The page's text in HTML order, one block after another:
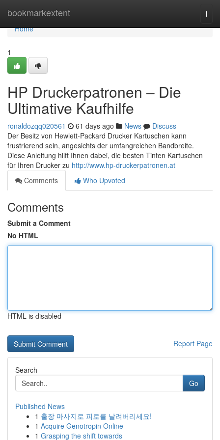
bookmarkextent
Home
Home
1
HP Druckerpatronen – Die
Ultimative Kaufhilfe
ronaldozqq020561 61 days ago News
Discuss
Der Besitz von Hewlett-Packard Drucker Kartuschen kann
frustrierend sein, angesichts der umfangreichen Bandbreite.
Diese Anleitung hilft Ihnen dabei, die besten Tinten Kartuschen
für Ihren Drucker zu http://www.hp-druckerpatronen.at
Comments
Who Upvoted
Comments
Submit a Comment
No HTML
HTML is disabled
Report Page
Search
Go
Published News
1 출장 마사지로 피로를 날려버리세요!
1 Acquire Genotropin Online
1 Grasping the shift towards